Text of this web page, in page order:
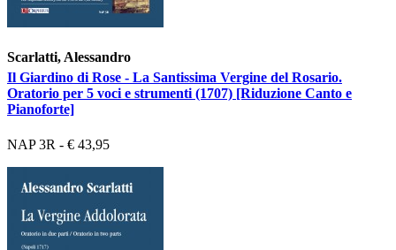
Scarlatti, Alessandro
Il Giardino di Rose - La Santissima Vergine del Rosario.
Oratorio per 5 voci e strumenti (1707) [Riduzione Canto e
Pianoforte]
NAP 3R - € 43,95